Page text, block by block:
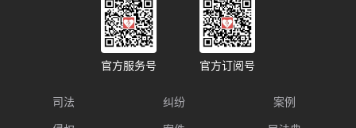
官方服务号 官方订阅号
司法 纠纷 案例